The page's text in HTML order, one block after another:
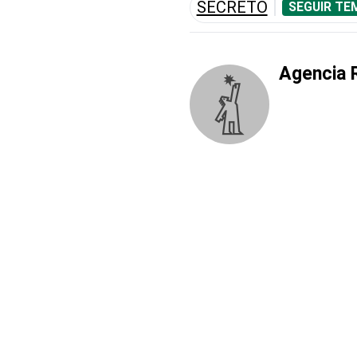
SECRETO SEGUIR
Agencia